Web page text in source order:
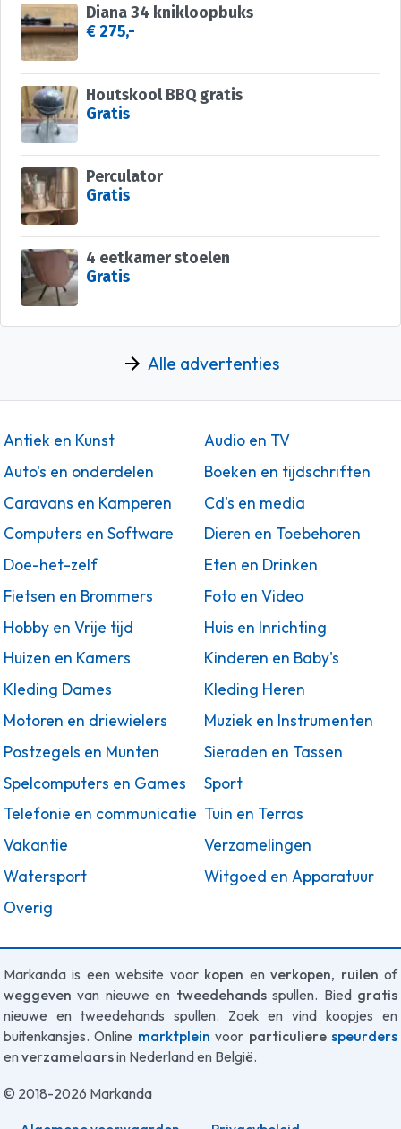
Diana 34 knikloopbuks
€ 275,-
Houtskool BBQ gratis
Gratis
Perculator
Gratis
4 eetkamer stoelen
Gratis
Alle advertenties
Antiek en Kunst
Audio en TV
Auto's en onderdelen
Boeken en tijdschriften
Caravans en Kamperen
Cd's en media
Computers en Software
Dieren en Toebehoren
Doe-het-zelf
Eten en Drinken
Fietsen en Brommers
Foto en Video
Hobby en Vrije tijd
Huis en Inrichting
Huizen en Kamers
Kinderen en Baby's
Kleding Dames
Kleding Heren
Motoren en driewielers
Muziek en Instrumenten
Postzegels en Munten
Sieraden en Tassen
Spelcomputers en Games
Sport
Telefonie en communicatie Tuin en Terras
Vakantie
Verzamelingen
Watersport
Witgoed en Apparatuur
Overig
Markanda is een website voor kopen enverkopen, ruilen of
weggeven van nieuwe en tweedehandsspullen. Bied gratis
nieuwe en tweedehands spullen. Zoek en vind koopjes en
buitenkansjes. Online marktplein voor particulierespeurders
en verzamelaarsin Nederland en België.
© 2018-2026 Markanda